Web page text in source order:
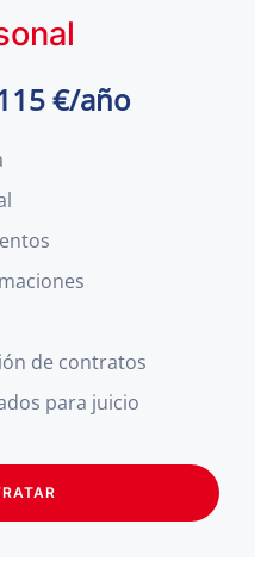
€/año
de contratos
para juicio